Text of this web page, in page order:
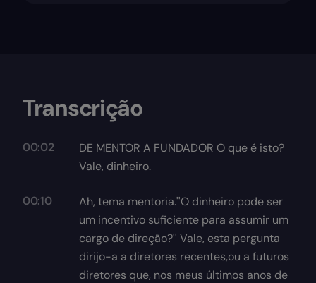
Transcrição
00:02
DE MENTOR A FUNDADOR O que é isto?
Vale, dinheiro.
00:10
Ah, tema mentoria.''O dinheiro pode ser
um incentivo suficiente para assumir um
cargo de direção?'' Vale, esta pergunta
dirijo-a a diretores recentes,ou a futuros
diretores que, nos meus últimos anos de